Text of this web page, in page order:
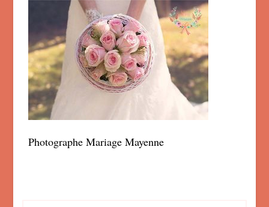
Photographe Mariage Mayenne